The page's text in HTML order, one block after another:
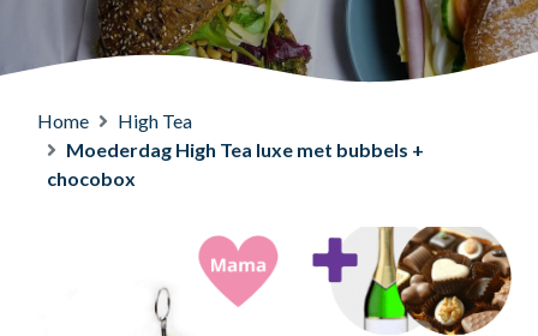
Home
High Tea
Moederdag High Tea luxe met bubbels +
chocobox